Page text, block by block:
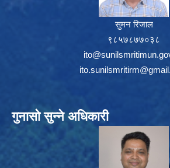
सुमन रिजाल
९८५७८७७०३८
गुनासो सुन्ने अधिकारी